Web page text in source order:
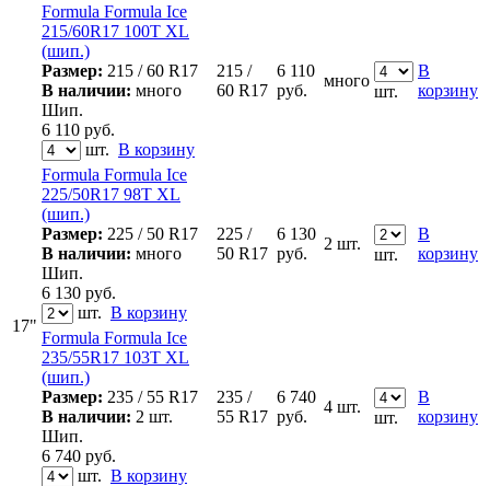
17"
Formula Formula Ice
215/60R17 100T XL
(шип.)
Размер: 215 / 60 R17
В наличии: много
Шип.
6 110 руб.
шт. В корзину
215 /
60 R17
6 110
руб.
много
шт.
В
корзину
Formula Formula Ice
225/50R17 98T XL
(шип.)
Размер: 225 / 50 R17
В наличии: много
Шип.
6 130 руб.
шт. В корзину
225 /
50 R17
6 130
руб.
2 шт.
шт.
В
корзину
Formula Formula Ice
235/55R17 103T XL
(шип.)
Размер: 235 / 55 R17
В наличии: 2 шт.
Шип.
6 740 руб.
шт. В корзину
235 /
55 R17
6 740
руб.
4 шт.
шт.
В
корзину